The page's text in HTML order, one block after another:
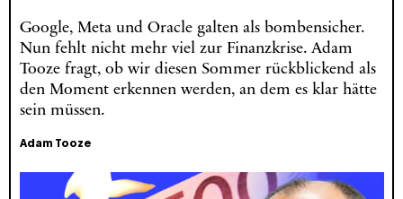
Google, Meta und Oracle galten als bombensicher.
Nun fehlt nicht mehr viel zur Finanzkrise. Adam
Tooze fragt, ob wir diesen Sommer rückblickend als
den Moment erkennen werden, an dem es klar hätte
sein müssen.
Adam Tooze